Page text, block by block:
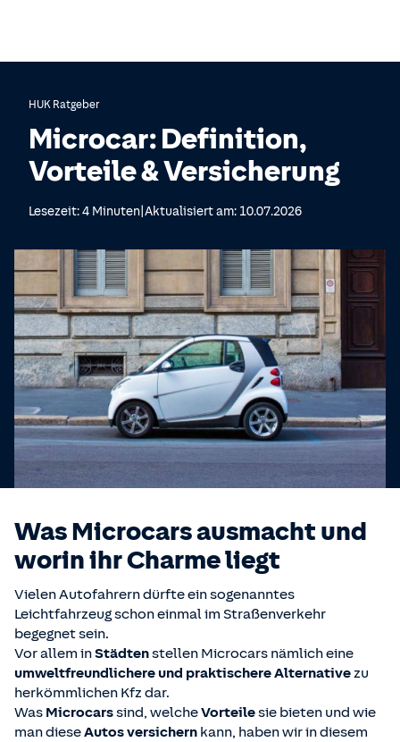
HUK Ratgeber
Microcar: Definition,
Vorteile & Versicherung
Lesezeit: 4 Minuten|Aktualisiert am: 10.07.2026
Was Microcars ausmacht und
worin ihr Charme liegt
Vielen Autofahrern dürfte ein sogenanntes
Leichtfahrzeug schon einmal im Straßenverkehr
begegnet sein.
Vor allem inStädtenstellen Microcars nämlich eine
umweltfreundlichere und praktischere Alternativezu
herkömmlichen Kfz dar.
Was Microcarssind, welcheVorteilesie bieten und wie
man dieseAutos versichern kann, haben wir in diesem